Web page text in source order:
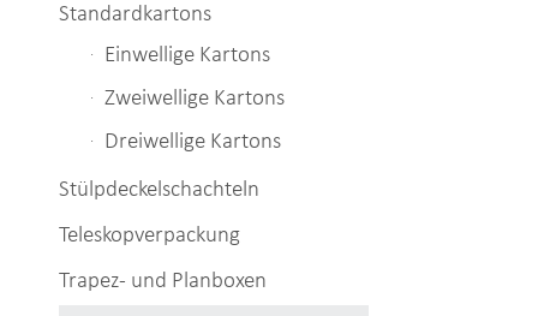
Standardkartons
Einwellige Kartons
Zweiwellige Kartons
Dreiwellige Kartons
Stülpdeckelschachteln
Teleskopverpackung
Trapez- und Planboxen